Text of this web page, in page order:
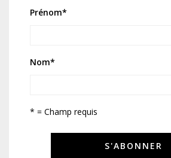
Prénom*
Nom*
* = Champ requis